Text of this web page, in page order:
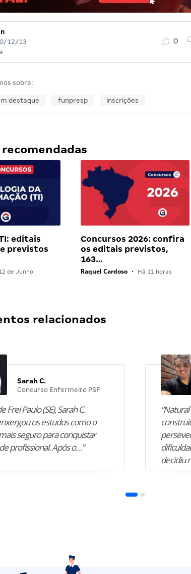
12/13
0
sobre:
destaque funpresp inscrições
editais
previstos
de Junho
Concursos 2026: confira
os editais previstos,
163…
Raquel Cardoso • Há 11 horas
relacionados
Sarah C.
Concurso Enfermeiro PSF
Frei Paulo (SE), Sarah C.
os estudos como o
seguro para conquistar
profissional. Após o…”
“Natural
decidiu